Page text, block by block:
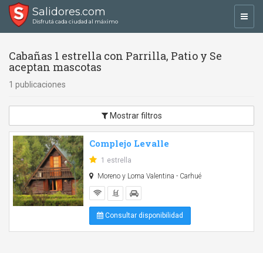
Salidores.com
Disfrutá cada ciudad al máximo
Cabañas 1 estrella con Parrilla, Patio y Se
aceptan mascotas
1 publicaciones
Mostrar filtros
Complejo Levalle
1 estrella
Moreno y Loma Valentina - Carhué
Consultar disponibilidad